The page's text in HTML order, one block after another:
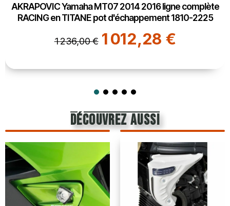
AKRAPOVIC Yamaha MT07 2014 2016 ligne complète
RACING en TITANE pot d'échappement 1810-2225
1 236,00 € 1 012,28 €
découvrez aussi